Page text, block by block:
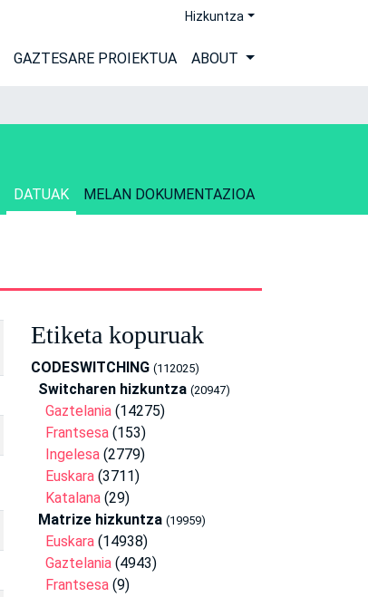
Hizkuntza
GAZTESARE PROIEKTUA ABOUT
DATUAK MELAN DOKUMENTAZIOA
Etiketa kopuruak
CODESWITCHING (112025)
Switcharen hizkuntza (20947)
Gaztelania (14275)
Frantsesa (153)
Ingelesa (2779)
Euskara (3711)
Katalana (29)
Matrize hizkuntza (19959)
Euskara (14938)
Gaztelania (4943)
Frantsesa (9)